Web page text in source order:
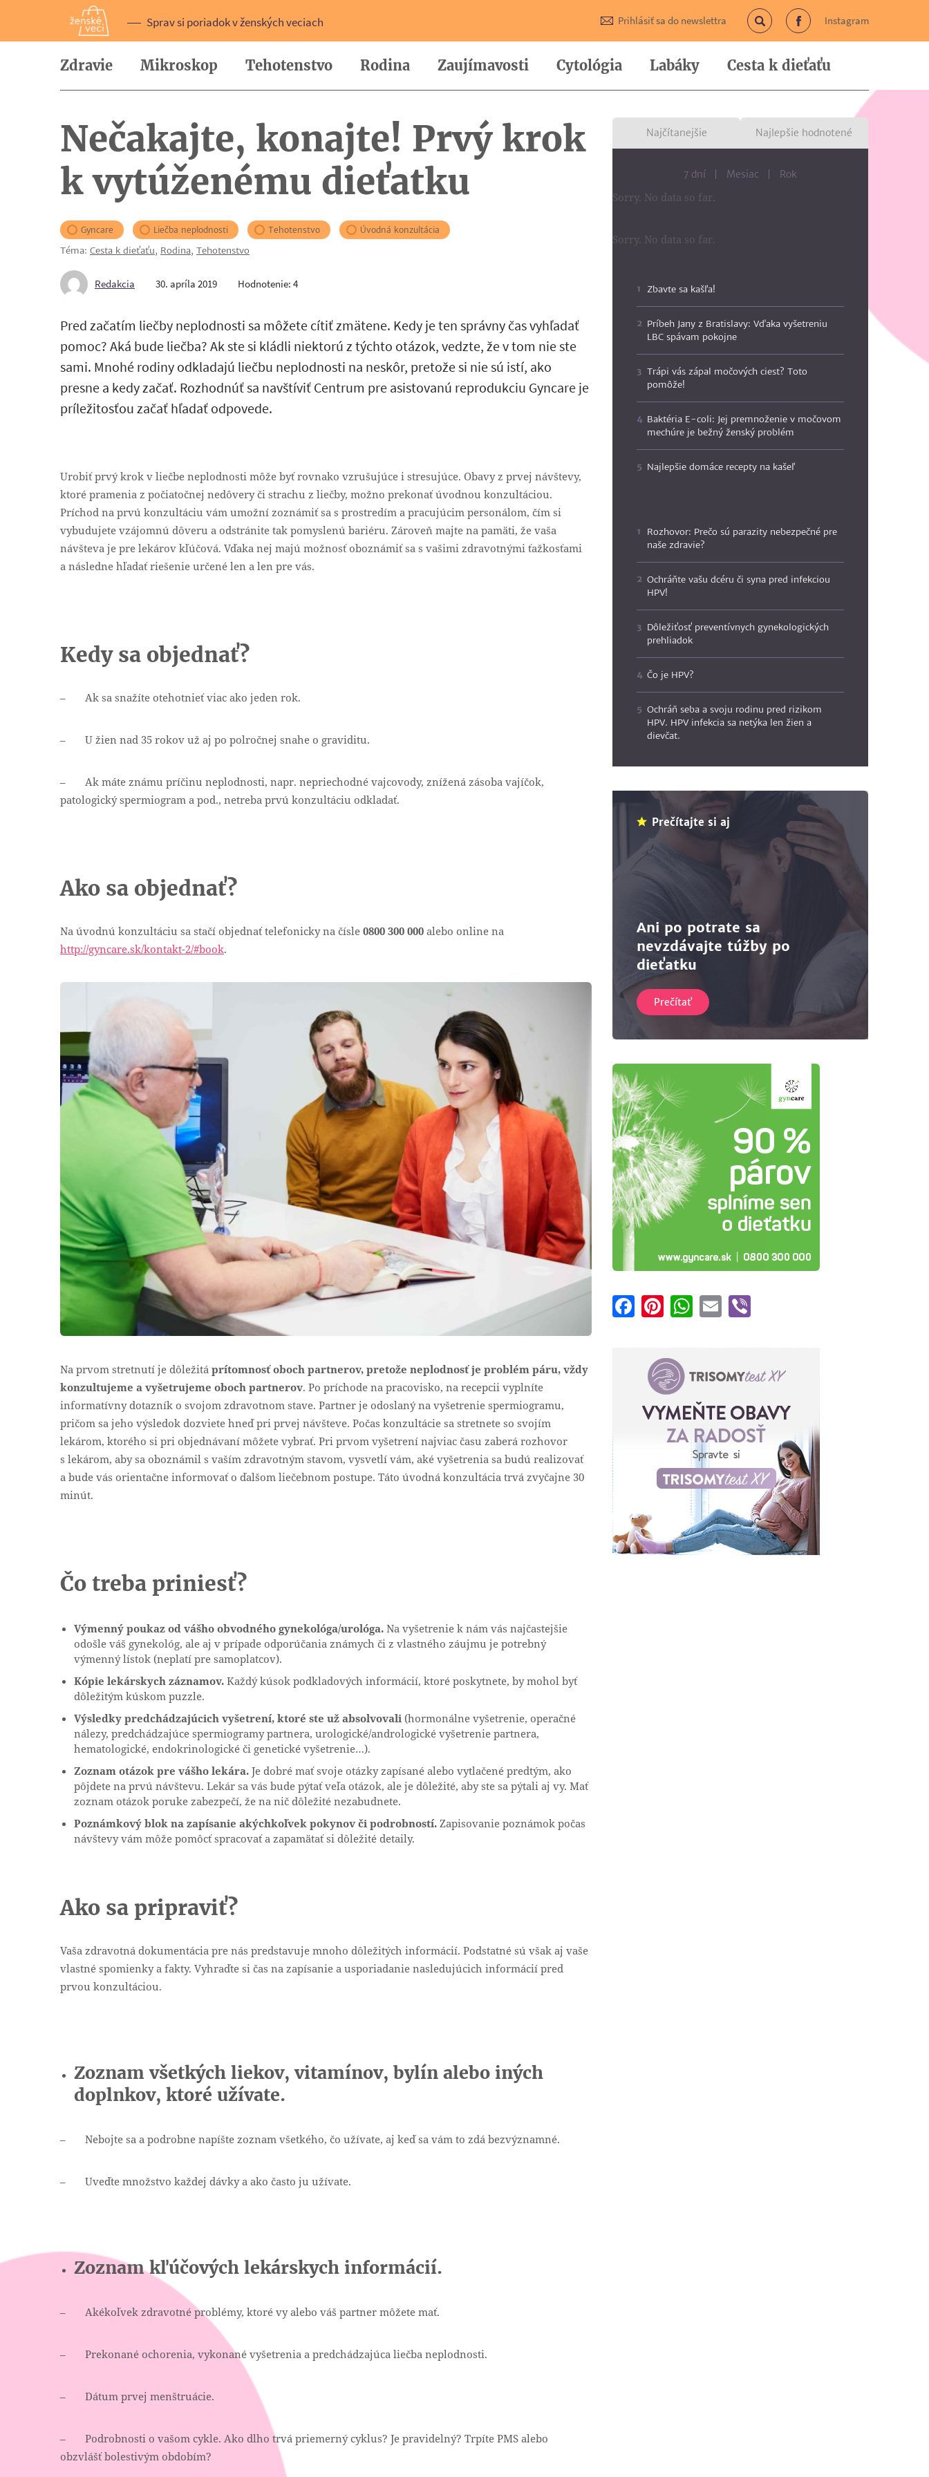
Sprav si poriadok v ženských veciach Prihlásiť sa do newslettra
VyhľadávanieFacebook
Instagram
Zdravie Mikroskop Tehotenstvo Rodina Zaujímavosti Cytológia Labáky Cesta k dieťaťu
Nečakajte, konajte! Prvý krok
k vytúženému dieťatku
Gyncare Liečba neplodnosti Tehotenstvo Úvodná konzultácia
Téma: Cesta k dieťaťu, Rodina, Tehotenstvo
Redakcia 30. apríla 2019 Hodnotenie: 4
Pred začatím liečby neplodnosti sa môžete cítiť zmätene. Kedy je ten správny čas vyhľadať
pomoc? Aká bude liečba? Ak ste si kládli niektorú z týchto otázok, vedzte, že v tom nie ste
sami. Mnohé rodiny odkladajú liečbu neplodnosti na neskôr, pretože si nie sú istí, ako
presne a kedy začať. Rozhodnúť sa navštíviť Centrum pre asistovanú reprodukciu Gyncare je
príležitosťou začať hľadať odpovede.
Urobiť prvý krok v liečbe neplodnosti môže byť rovnako vzrušujúce i stresujúce. Obavy z prvej návštevy,
ktoré pramenia z počiatočnej nedôvery či strachu z liečby, možno prekonať úvodnou konzultáciou.
Príchod na prvú konzultáciu vám umožní zoznámiť sa s prostredím a pracujúcim personálom, čím si
vybudujete vzájomnú dôveru a odstránite tak pomyslenú bariéru. Zároveň majte na pamäti, že vaša
návšteva je pre lekárov kľúčová. Vďaka nej majú možnosť oboznámiť sa s vašimi zdravotnými ťažkosťami
a následne hľadať riešenie určené len a len pre vás.
Kedy sa objednať?
– Ak sa snažíte otehotnieť viac ako jeden rok.
– U žien nad 35 rokov už aj po polročnej snahe o graviditu.
– Ak máte známu príčinu neplodnosti, napr. nepriechodné vajcovody, znížená zásoba vajíčok,
patologický spermiogram a pod., netreba prvú konzultáciu odkladať.
Ako sa objednať?
Na úvodnú konzultáciu sa stačí objednať telefonicky na čísle 0800 300 000 alebo online na
http://gyncare.sk/kontakt-2/#book.
Na prvom stretnutí je dôležitá prítomnosť oboch partnerov, pretože neplodnosť je problém páru, vždy
konzultujeme a vyšetrujeme oboch partnerov. Po príchode na pracovisko, na recepcii vyplníte
informatívny dotazník o svojom zdravotnom stave. Partner je odoslaný na vyšetrenie spermiogramu,
pričom sa jeho výsledok dozviete hneď pri prvej návšteve. Počas konzultácie sa stretnete so svojím
lekárom, ktorého si pri objednávaní môžete vybrať. Pri prvom vyšetrení najviac času zaberá rozhovor
s lekárom, aby sa oboznámil s vaším zdravotným stavom, vysvetlí vám, aké vyšetrenia sa budú realizovať
a bude vás orientačne informovať o ďalšom liečebnom postupe. Táto úvodná konzultácia trvá zvyčajne 30
minút.
Čo treba priniesť?
Výmenný poukaz od vášho obvodného gynekológa/urológa. Na vyšetrenie k nám vás najčastejšie
odošle váš gynekológ, ale aj v prípade odporúčania známych či z vlastného záujmu je potrebný
výmenný lístok (neplatí pre samoplatcov).
Kópie lekárskych záznamov. Každý kúsok podkladových informácií, ktoré poskytnete, by mohol byť
dôležitým kúskom puzzle.
Výsledky predchádzajúcich vyšetrení, ktoré ste už absolvovali (hormonálne vyšetrenie, operačné
nálezy, predchádzajúce spermiogramy partnera, urologické/andrologické vyšetrenie partnera,
hematologické, endokrinologické či genetické vyšetrenie…).
Zoznam otázok pre vášho lekára. Je dobré mať svoje otázky zapísané alebo vytlačené predtým, ako
pôjdete na prvú návštevu. Lekár sa vás bude pýtať veľa otázok, ale je dôležité, aby ste sa pýtali aj vy. Mať
zoznam otázok poruke zabezpečí, že na nič dôležité nezabudnete.
Poznámkový blok na zapísanie akýchkoľvek pokynov či podrobností. Zapisovanie poznámok počas
návštevy vám môže pomôcť spracovať a zapamätať si dôležité detaily.
Ako sa pripraviť?
Vaša zdravotná dokumentácia pre nás predstavuje mnoho dôležitých informácií. Podstatné sú však aj vaše
vlastné spomienky a fakty. Vyhraďte si čas na zapísanie a usporiadanie nasledujúcich informácií pred
prvou konzultáciou.
Zoznam všetkých liekov, vitamínov, bylín alebo iných
doplnkov, ktoré užívate.
– Nebojte sa a podrobne napíšte zoznam všetkého, čo užívate, aj keď sa vám to zdá bezvýznamné.
– Uveďte množstvo každej dávky a ako často ju užívate.
Zoznam kľúčových lekárskych informácií.
– Akékoľvek zdravotné problémy, ktoré vy alebo váš partner môžete mať.
– Prekonané ochorenia, vykonané vyšetrenia a predchádzajúca liečba neplodnosti.
– Dátum prvej menštruácie.
– Podrobnosti o vašom cykle. Ako dlho trvá priemerný cyklus? Je pravidelný? Trpíte PMS alebo
obzvlášť bolestivým obdobím?
Najčítanejšie Najlepšie hodnotené
7 dní Mesiac Rok
Sorry. No data so far.
Sorry. No data so far.
Zbavte sa kašľa!
Príbeh Jany z Bratislavy: Vďaka vyšetreniu
LBC spávam pokojne
Trápi vás zápal močových ciest? Toto
pomôže!
Baktéria E-coli: Jej premnoženie v močovom
mechúre je bežný ženský problém
Najlepšie domáce recepty na kašeľ
Rozhovor: Prečo sú parazity nebezpečné pre
naše zdravie?
Ochráňte vašu dcéru či syna pred infekciou
HPV!
Dôležiťosť preventívnych gynekologických
prehliadok
Čo je HPV?
Ochráň seba a svoju rodinu pred rizikom
HPV. HPV infekcia sa netýka len žien a
dievčat.
Prečítajte si aj
Ani po potrate sa
nevzdávajte túžby po
dieťatku
Prečítať
Facebook
Pinterest
WhatsApp
Email